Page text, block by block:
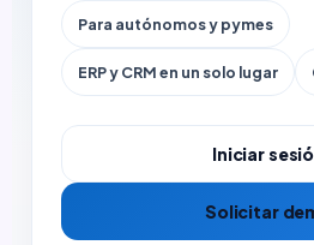
Para autónomos y pymes
ERP y CRM en un solo lugar
Iniciar
Solicitar